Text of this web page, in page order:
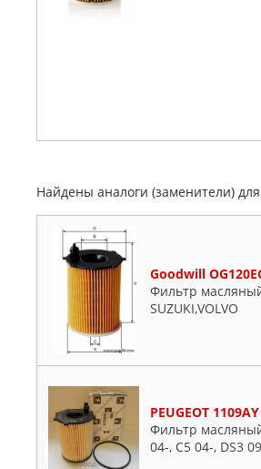
Найдены аналоги (заменители)
Goodwill
Фильтр масляный
SUZUKI,VOLVO
PEUGEOT 1109AY
Фильтр масляный
04-, C5 04-, DS3